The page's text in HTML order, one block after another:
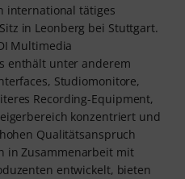
international tätiges
in Leonberg bei Stuttgart.
Multimedia
enthält unter anderem
Studiomonitore,
Recording-Equipment,
konzentriert und
Qualitätsanspruch
in Zusammenarbeit mit
entwickelt, bieten